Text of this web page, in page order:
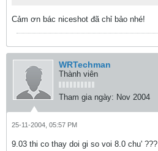
Cảm ơn bác niceshot đã chỉ bảo nhé!
WRTechman
Thành viên
Tham gia ngày: Nov 2004
25-11-2004, 05:57 PM
9.03 thi co thay doi gi so voi 8.0 chu' ???